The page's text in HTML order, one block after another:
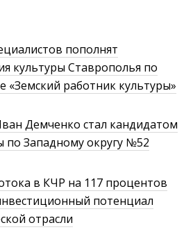
пополнят
культуры Ставрополья по
«Земский работник культуры»
Демченко стал кандидатом
по Западному округу №52
в КЧР на 117 процентов
потенциал
отрасли